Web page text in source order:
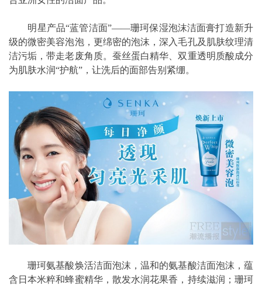
明星产品“蓝管洁面”——珊珂保湿泡沫洁面膏打造新升
级的微密美容泡泡，更绵密的泡沫，深入毛孔及肌肤纹理清
洁污垢，带走老废角质。蚕丝蛋白精华、双重透明质酸成分
为肌肤水润“护航”，让洗后的面部告别紧绷。
珊珂氨基酸焕活洁面泡沫，温和的氨基酸洁面泡沫，蕴
含日本米粹和蜂蜜精华，散发水润花果香，持续滋润；珊珂